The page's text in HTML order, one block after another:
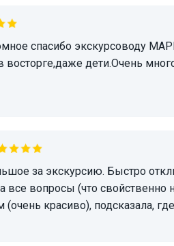
дети.Очень
все вопросы (что
(очень красиво), подсказала,